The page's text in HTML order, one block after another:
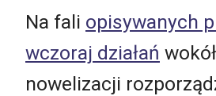
Na fali opisywanych
wczoraj działań
nowelizacji